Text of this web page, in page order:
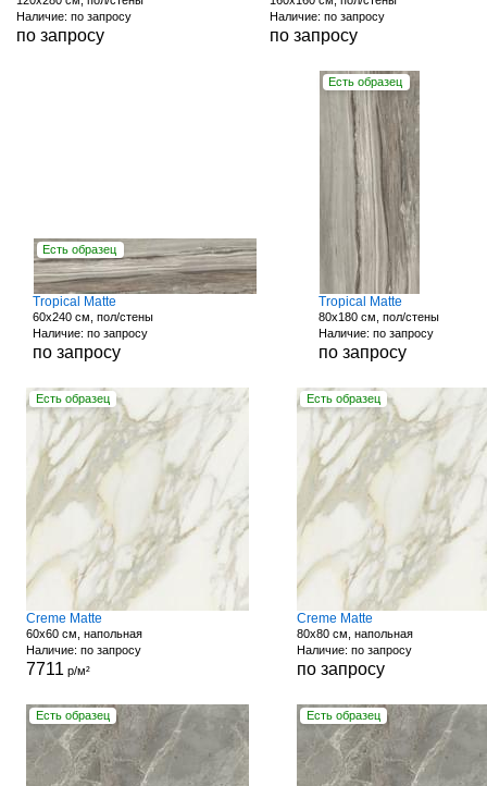
Наличие: по запросу
по запросу
Наличие: по запросу
по запросу
Есть образец
Tropical Matte
60x240 см, пол/стены
Наличие: по запросу
по запросу
Есть образец
Tropical Matte
80x180 см, пол/стены
Наличие: по запросу
по запросу
Есть образец
Creme Matte
60x60 см, напольная
Наличие: по запросу
7711 р/м²
Есть образец
Creme Matte
80x80 см, напольная
Наличие: по запросу
по запросу
Есть образец Есть образец